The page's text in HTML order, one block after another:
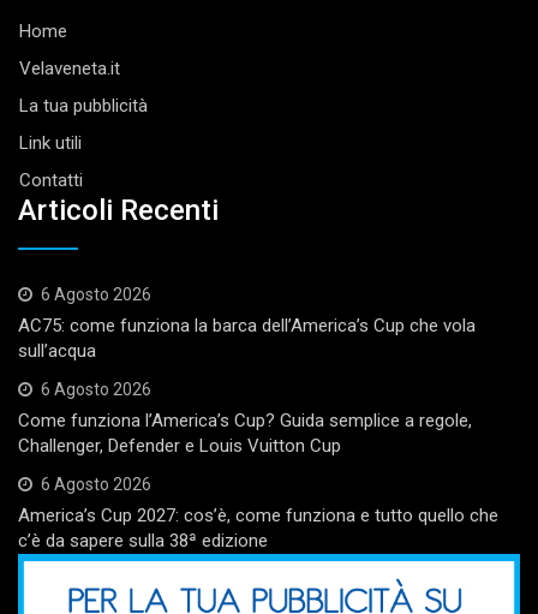
Home
Velaveneta.it
La tua pubblicità
Link utili
Contatti
Articoli Recenti
6 Agosto 2026
AC75: come funziona la barca dell’America’s Cup che vola
sull’acqua
6 Agosto 2026
Come funziona l’America’s Cup? Guida semplice a regole,
Challenger, Defender e Louis Vuitton Cup
6 Agosto 2026
America’s Cup 2027: cos’è, come funziona e tutto quello che
c’è da sapere sulla 38ª edizione